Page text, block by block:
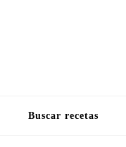
Buscar recetas